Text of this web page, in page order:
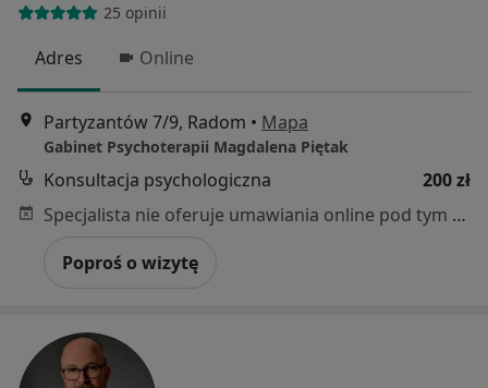
25 opinii
Adres Online
Partyzantów 7/9, Radom • Mapa
Gabinet Psychoterapii Magdalena Piętak
Konsultacja psychologiczna
200 zł
Specjalista nie oferuje umawiania online pod tym adresem.
Poproś o wizytę